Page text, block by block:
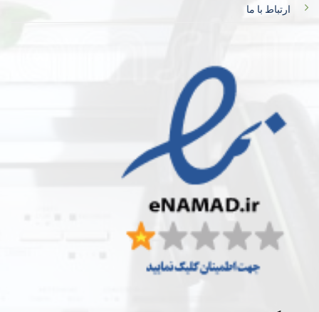
ارتباط با ما